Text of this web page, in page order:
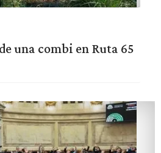
una combi en Ruta 65